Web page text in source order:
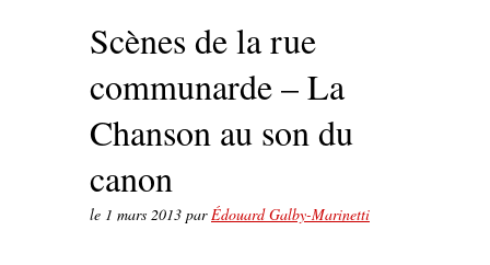
Scènes de la rue
communarde – La
Chanson au son du
canon
le 1 mars 2013 parÉdouard Galby-Marinetti